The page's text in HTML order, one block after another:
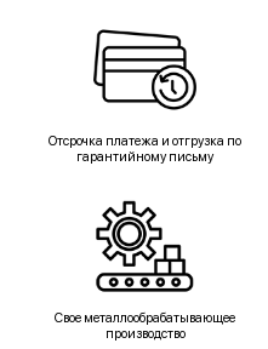
Отсрочка платежа и отгрузка по
гарантийному письму
Свое металлообрабатывающее
производство